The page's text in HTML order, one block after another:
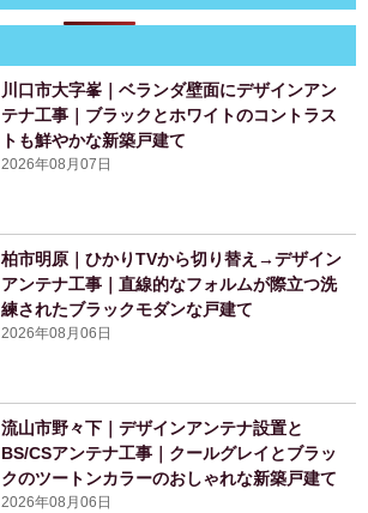
川口市大字峯｜ベランダ壁面にデザインアン
テナ工事｜ブラックとホワイトのコントラス
トも鮮やかな新築戸建て
2026年08月07日
柏市明原｜ひかりTVから切り替え→デザイン
アンテナ工事｜直線的なフォルムが際立つ洗
練されたブラックモダンな戸建て
2026年08月06日
流山市野々下｜デザインアンテナ設置と
BS/CSアンテナ工事｜クールグレイとブラッ
クのツートンカラーのおしゃれな新築戸建て
2026年08月06日